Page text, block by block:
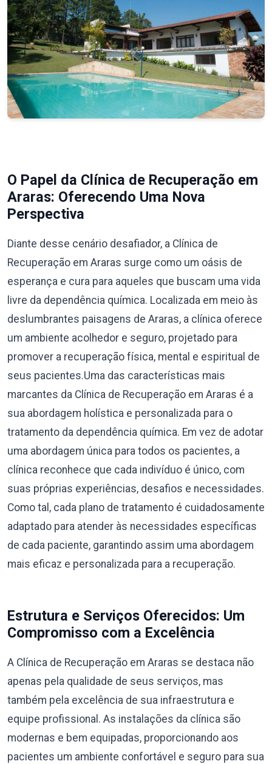
O Papel da Clínica de Recuperação em
Araras: Oferecendo Uma Nova
Perspectiva
Diante desse cenário desafiador, a Clínica de
Recuperação em Araras surge como um oásis de
esperança e cura para aqueles que buscam uma vida
livre da dependência química. Localizada em meio às
deslumbrantes paisagens de Araras, a clínica oferece
um ambiente acolhedor e seguro, projetado para
promover a recuperação física, mental e espiritual de
seus pacientes.Uma das características mais
marcantes da Clínica de Recuperação em Araras é a
sua abordagem holística e personalizada para o
tratamento da dependência química. Em vez de adotar
uma abordagem única para todos os pacientes, a
clínica reconhece que cada indivíduo é único, com
suas próprias experiências, desafios e necessidades.
Como tal, cada plano de tratamento é cuidadosamente
adaptado para atender às necessidades específicas
de cada paciente, garantindo assim uma abordagem
mais eficaz e personalizada para a recuperação.
Estrutura e Serviços Oferecidos: Um
Compromisso com a Excelência
A Clínica de Recuperação em Araras se destaca não
apenas pela qualidade de seus serviços, mas
também pela excelência de sua infraestrutura e
equipe profissional. As instalações da clínica são
modernas e bem equipadas, proporcionando aos
pacientes um ambiente confortável e seguro para sua